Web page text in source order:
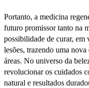
Portanto, a medicina
futuro promissor tanto na
possibilidade de curar, em
lesões, trazendo uma nova
áreas. No universo da
revolucionar os cuidados
natural e resultados